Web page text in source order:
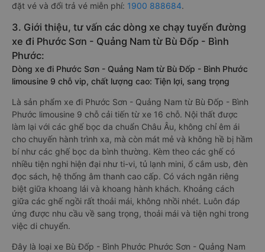
đặt vé và đổi trả vé miễn phí: 1900 888684.
3. Giới thiệu, tư vấn các dòng xe chạy tuyến đường
xe đi Phước Sơn - Quảng Nam từ Bù Đốp - Bình
Phước:
Dòng xe đi Phước Sơn - Quảng Nam từ Bù Đốp - Bình Phước
limousine 9 chỗ vip, chất lượng cao: Tiện lợi, sang trọng
Là sản phẩm xe đi Phước Sơn - Quảng Nam từ Bù Đốp - Bình
Phước limousine 9 chỗ cải tiến từ xe 16 chỗ. Nội thất được
làm lại với các ghế bọc da chuẩn Châu Âu, không chỉ êm ái
cho chuyến hành trình xa, mà còn mát mẻ và không hề bị hầm
bí như các ghế bọc da bình thường. Kèm theo các ghế có
nhiều tiện nghi hiện đại như ti-vi, tủ lạnh mini, ổ cắm usb, đèn
đọc sách, hệ thống âm thanh cao cấp. Có vách ngăn riêng
biệt giữa khoang lái và khoang hành khách. Khoảng cách
giữa các ghế ngồi rất thoải mái, không nhồi nhét. Luôn đáp
ứng được nhu cầu về sang trọng, thoải mái và tiện nghi trong
việc di chuyển.
Đây là loại xe Bù Đốp - Bình Phước Phước Sơn - Quảng Nam